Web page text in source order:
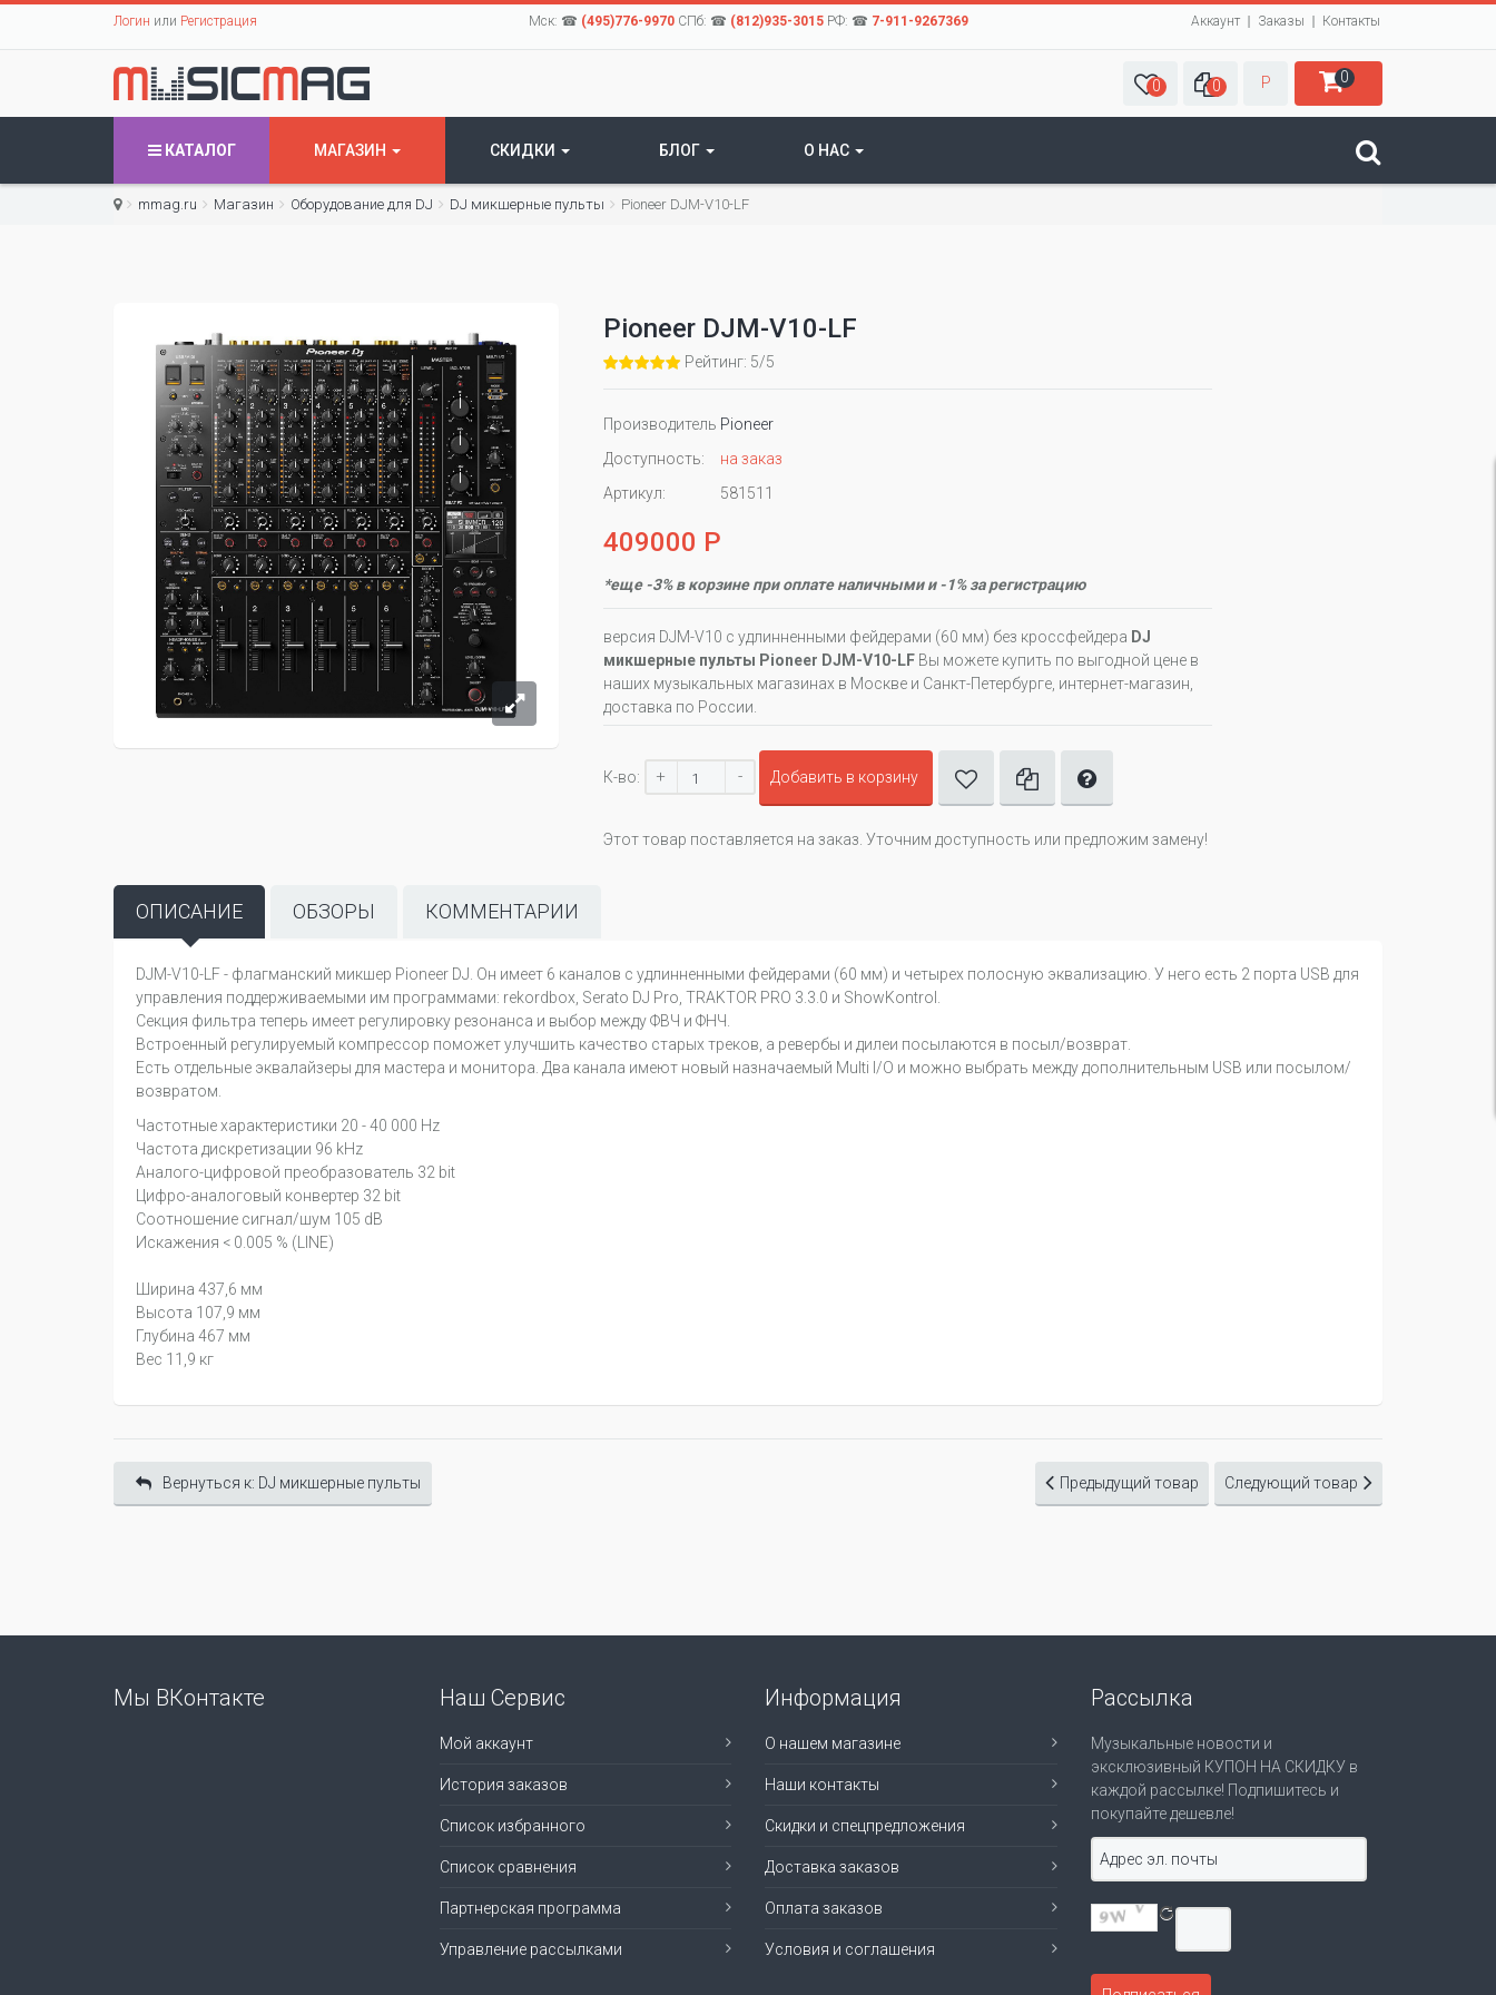
Логин или Регистрация Мск: ☎ (495)776-9970СПб: ☎ (812)935-3015РФ: ☎ 7-911-9267369 Аккаунт Заказы Контакты
0 0 Р 0
КАТАЛОГ МАГАЗИН СКИДКИ БЛОГ О НАС
mmag.ru Магазин Оборудование для DJ DJ микшерные пульты Pioneer DJM-V10-LF
Pioneer DJM-V10-LF
Рейтинг: 5/5
Производитель Pioneer
Доступность:
на заказ
Артикул:
581511
409000 Р
*еще -3% в корзине при оплате наличными и -1% за регистрацию
версия DJM-V10 с удлинненными фейдерами (60 мм) без кроссфейдера DJ
микшерные пульты Pioneer DJM-V10-LF Вы можете купить по выгодной цене в
наших музыкальных магазинах в Москве и Санкт-Петербурге, интернет-магазин,
доставка по России.
К-во: + - Добавить в корзину
Этот товар поставляется на заказ. Уточним доступность или предложим замену!
ОПИСАНИЕ ОБЗОРЫ КОММЕНТАРИИ
DJM-V10-LF - флагманский микшер Pioneer DJ. Он имеет 6 каналов с удлинненными фейдерами (60 мм) и четырех полосную эквализацию. У него есть 2 порта USB для
управления поддерживаемыми им программами: rekordbox, Serato DJ Pro, TRAKTOR PRO 3.3.0 и ShowKontrol.
Секция фильтра теперь имеет регулировку резонанса и выбор между ФВЧ и ФНЧ.
Встроенный регулируемый компрессор поможет улучшить качество старых треков, а ревербы и дилеи посылаются в посыл/возврат.
Есть отдельные эквалайзеры для мастера и монитора. Два канала имеют новый назначаемый Multi I/O и можно выбрать между дополнительным USB или посылом/
возвратом.
Частотные характеристики 20 - 40 000 Hz
Частота дискретизации 96 kHz
Аналого-цифровой преобразователь 32 bit
Цифро-аналоговый конвертер 32 bit
Соотношение сигнал/шум 105 dB
Искажения < 0.005 % (LINE)
Ширина 437,6 мм
Высота 107,9 мм
Глубина 467 мм
Вес 11,9 кг
Вернуться к: DJ микшерные пульты Предыдущий товар Следующий товар
Мы ВКонтакте Наш Сервис
Мой аккаунт
История заказов
Список избранного
Список сравнения
Партнерская программа
Управление рассылками
Информация
О нашем магазине
Наши контакты
Скидки и спецпредложения
Доставка заказов
Оплата заказов
Условия и соглашения
Рассылка
Музыкальные новости и
эксклюзивный КУПОН НА СКИДКУ в
каждой рассылке! Подпишитесь и
покупайте дешевле!